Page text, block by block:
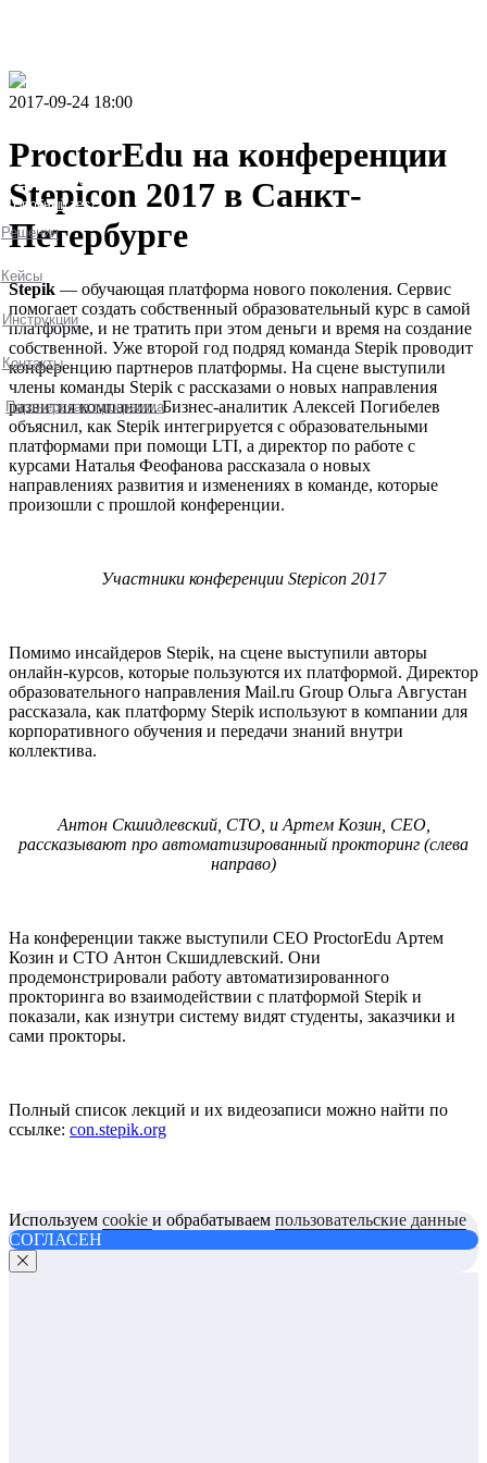
2017-09-24 18:00
ProctorEdu на конференции
Stepicon 2017 в Санкт-
Петербурге
Stepik — обучающая платформа нового поколения. Сервис
помогает создать собственный образовательный курс в самой
платформе, и не тратить при этом деньги и время на создание
собственной. Уже второй год подряд команда Stepik проводит
конференцию партнеров платформы. На сцене выступили
члены команды Stepik с рассказами о новых направления
развития компании. Бизнес-аналитик Алексей Погибелев
объяснил, как Stepik интегрируется с образовательными
платформами при помощи LTI, а директор по работе с
курсами Наталья Феофанова рассказала о новых
направлениях развития и изменениях в команде, которые
произошли с прошлой конференции.
Участники конференции Stepicon 2017
Помимо инсайдеров Stepik, на сцене выступили авторы
онлайн-курсов, которые пользуются их платформой. Директор
образовательного направления Mail.ru Group Ольга Августан
рассказала, как платформу Stepik используют в компании для
корпоративного обучения и передачи знаний внутри
коллектива.
Антон Скшидлевский, CTO, и Артем Козин, CEO,
рассказывают про автоматизированный прокторинг (слева
направо)
На конференции также выступили СЕО ProctorEdu Артем
Козин и CTO Антон Скшидлевский. Они
продемонстрировали работу автоматизированного
прокторинга во взаимодействии с платформой Stepik и
показали, как изнутри систему видят студенты, заказчики и
сами прокторы.
Полный список лекций и их видеозаписи можно найти по
ссылке: con.stepik.org
Используем cookie и обрабатываем пользовательские данные
СОГЛАСЕН